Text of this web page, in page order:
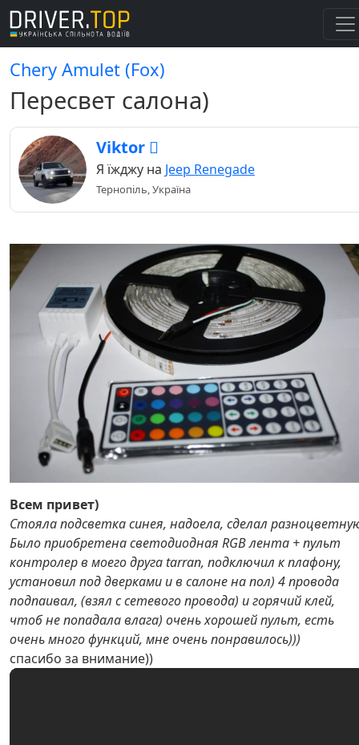
Chery Amulet (Fox)
Пересвет салона)
Viktor 
Я їжджу на Jeep Renegade
Тернопіль, Україна
Всем привет)
Стояла подсветка синея, надоела, сделал
Было приобретена светодиодная RGB лента + пульт
контролер в моего друга tarran, подключил к плафону,
установил под дверками и в салоне на пол) 4 провода
подпаивал, (взял с сетевого провода) и горячий клей,
чтоб не попадала влага) очень хорошей пульт, есть
очень много функций, мне очень понравилось)))
спасибо за внимание))